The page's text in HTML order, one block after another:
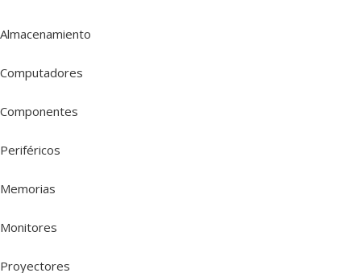
Almacenamiento
Computadores
Componentes
Periféricos
Memorias
Monitores
Proyectores